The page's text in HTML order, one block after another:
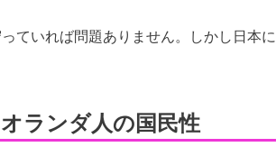
ていれば問題ありません。しかし日本に
ランダ人の国民性